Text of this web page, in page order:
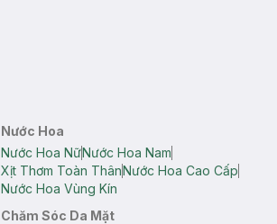
Nước Hoa
Nước Hoa NữNước Hoa Nam
Xịt Thơm Toàn ThânNước Hoa Cao Cấp
Nước Hoa Vùng Kín
Chăm Sóc Da Mặt